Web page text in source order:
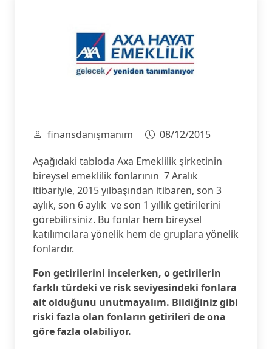
finansdanışmanım
08/12/2015
Aşağıdaki tabloda Axa Emeklilik şirketinin
bireysel emeklilik fonlarının 7 Aralık
itibariyle, 2015 yılbaşından itibaren, son 3
aylık, son 6 aylık ve son 1 yıllık getirilerini
görebilirsiniz. Bu fonlar hem bireysel
katılımcılara yönelik hem de gruplara yönelik
fonlardır.
Fon getirilerini incelerken, o getirilerin
farklı türdeki ve risk seviyesindeki fonlara
ait olduğunu unutmayalım. Bildiğiniz gibi
riski fazla olan fonların getirileri de ona
göre fazla olabiliyor.